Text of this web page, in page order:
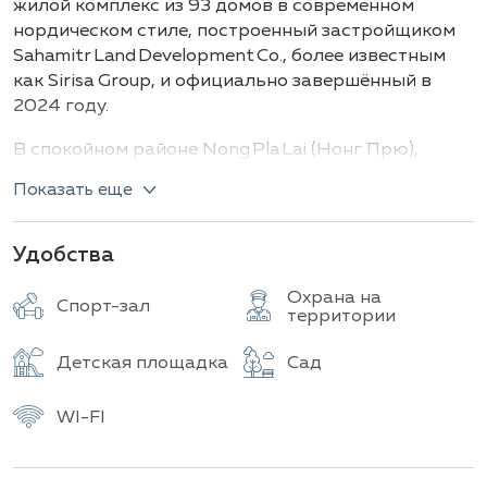
Всего объектов
жилой комплекс из 93 домов в современном
нордическом стиле, построенный застройщиком
Sahamitr Land Development Co., более известным
как Sirisa Group, и официально завершённый в
2024 году.
В спокойном районе Nong Pla Lai (Нонг Прю),
дома с 3 спальнями, 3–4 ванными комнатами, 2
парковочными местами, современной системой
умного дома и отдельными террасами. Для
фитнес‑центром, общий бассейн и игровая
площадка, а круглосуточная охрана с CCTV
гарантирует безопасность.
международных школ, таких как Regent
International School. В пределах лёгкой
Показать еще
Удобства
Спорт-зал
Охрана на
территории
Детская площадка Сад
WI-FI